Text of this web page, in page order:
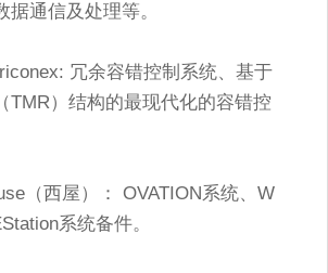
据通信及处理等。
冗余容错控制系统、基于
TMR）结构的最现代化的容错控
（西屋）： OVATION系统、W
系统备件。